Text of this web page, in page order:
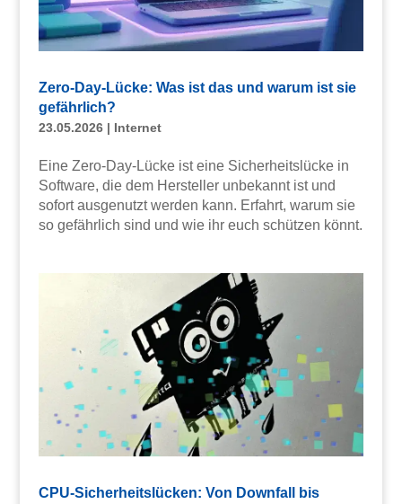
Zero-Day-Lücke: Was ist das und warum ist sie
gefährlich?
23.05.2026| Internet
Eine Zero-Day-Lücke ist eine Sicherheitslücke in
Software, die dem Hersteller unbekannt ist und
sofort ausgenutzt werden kann. Erfahrt, warum sie
so gefährlich sind und wie ihr euch schützen könnt.
CPU-Sicherheitslücken: Von Downfall bis